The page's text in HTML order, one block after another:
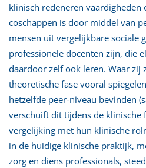
klinisch redeneren
coschappen is door middel van
mensen uit vergelijkbare sociale
professionele docenten zijn, die
daardoor zelf ook leren. Waar zij
theoretische fase vooral
hetzelfde peer-niveau bevinden
verschuift dit tijdens de klinische
vergelijking met hun klinische
in de huidige klinische praktijk,
zorg en diens professionals,